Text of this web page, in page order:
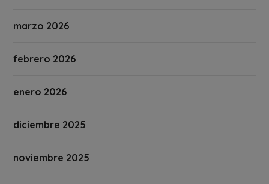
marzo 2026
febrero 2026
enero 2026
diciembre 2025
noviembre 2025